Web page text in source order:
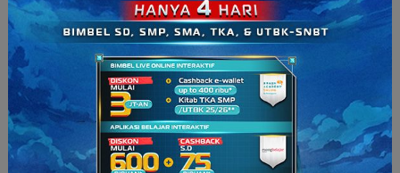
Baca Juga:10 Kampus dengan Jurusan Musik Terbaik di
Indonesia
Program Jalur Prestasi
Dengan mendatar di program beasiswa jalur prestasi, kamu
bisa mendapatkan beasiswa tanpa melalui tes tertulis (tes